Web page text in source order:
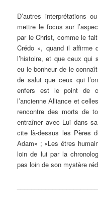
D’autres interprétations
mettre le focus sur
par le Christ, comme le
Crédo », quand il affirme
l’histoire, et que ceux qui
eu le bonheur de le
de salut que ceux qui
enfers est le point de
l’ancienne Alliance et
rencontre des morts de
entraîner avec Lui dans
cite là-dessus les Pères
Adam» ; «Les êtres
loin de lui par la
pas loin de son mystère